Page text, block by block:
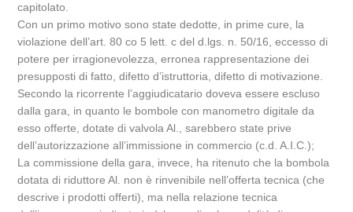
capitolato.
Con un primo motivo sono state dedotte, in prime cure, la
violazione dell’art. 80 co 5 lett. c del d.lgs. n. 50/16, eccesso di
potere per irragionevolezza, erronea rappresentazione dei
presupposti di fatto, difetto d’istruttoria, difetto di motivazione.
Secondo la ricorrente l’aggiudicatario doveva essere escluso
dalla gara, in quanto le bombole con manometro digitale da
esso offerte, dotate di valvola Al., sarebbero state prive
dell’autorizzazione all’immissione in commercio (c.d. A.I.C.);
La commissione della gara, invece, ha ritenuto che la bombola
dotata di riduttore Al. non è rinvenibile nell’offerta tecnica (che
descrive i prodotti offerti), ma nella relazione tecnica